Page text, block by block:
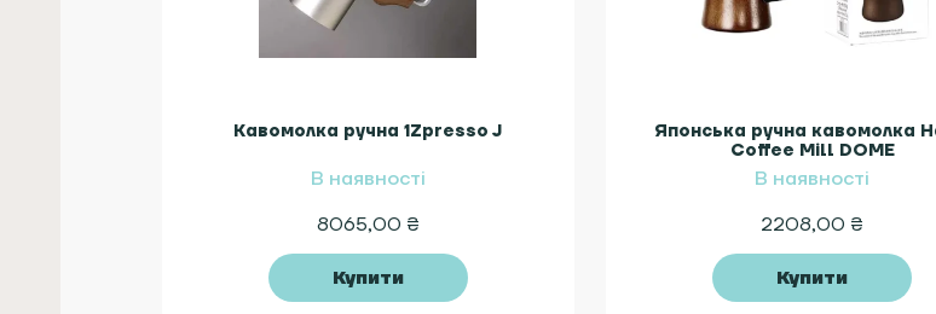
Кавомолка ручна 1Zpresso J
В наявності
8065,00 ₴
Купити
Японська ручна кавомолка
Coffee Mill DOME
В наявності
2208,00 ₴
Купити